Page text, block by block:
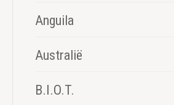
Anguila
Australië
B.I.O.T.